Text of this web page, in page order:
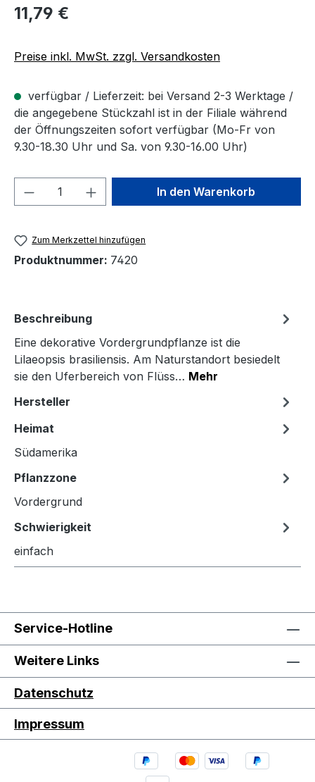
Regulärer Preis:
11,79 €
Preise inkl. MwSt. zzgl. Versandkosten
verfügbar / Lieferzeit: bei Versand 2-3 Werktage /
die angegebene Stückzahl ist in der Filiale während
der Öffnungszeiten sofort verfügbar (Mo-Fr von
9.30-18.30 Uhr und Sa. von 9.30-16.00 Uhr)
Produkt Anzahl: Gib denIn den Warenkorb
Zum Merkzettel hinzufügen
Produktnummer: 7420
Beschreibung
Eine dekorative Vordergrundpflanze ist die
Lilaeopsis brasiliensis. Am Naturstandort besiedelt
sie den Uferbereich von Flüss… Mehr
Hersteller
Heimat
Südamerika
Pflanzzone
Vordergrund
Schwierigkeit
einfach
Service-Hotline
Weitere Links
Datenschutz
Impressum